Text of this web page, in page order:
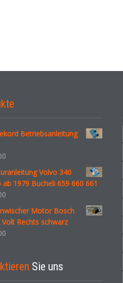
Betriebsanleitung
Volvo 340
ab 1979 Bucheli 659 660 661
Motor Bosch
Volt Rechts schwarz
Sie uns